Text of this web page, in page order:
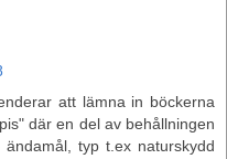
att lämna in böckerna
där en del av behållningen
typ t.ex naturskydd